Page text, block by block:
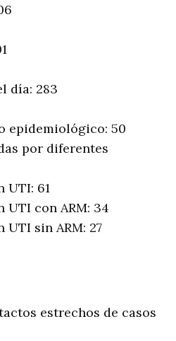
día: 283
epidemiológico: 50
por diferentes
UTI: 61
UTI con ARM: 34
UTI sin ARM: 27
estrechos de casos